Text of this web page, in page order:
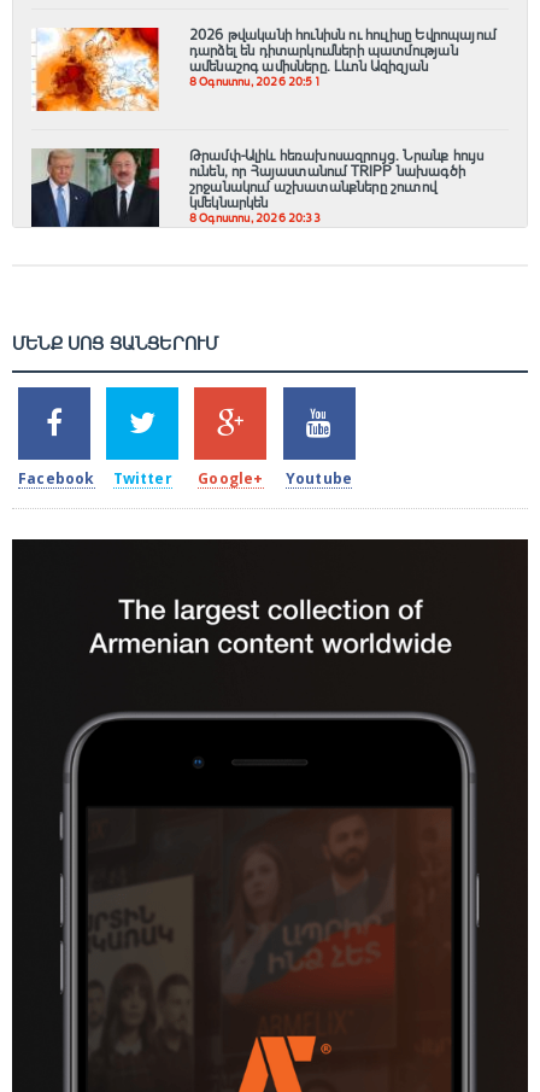
2026 թվականի հունիսն ու հուլիսը Եվրոպայում
դարձել են դիտարկումների պատմության
ամենաշոգ ամիսները․ Լևոն Ազիզյան
8 Օգոստոս, 2026 20:51
Թրամփ-Ալիև հեռախոսազրույց. Նրանք հույս
ունեն, որ Հայաստանում TRIPP նախագծի
շրջանակում աշխատանքները շուտով
կմեկնարկեն
8 Օգոստոս, 2026 20:33
ՄԵՆՔ ՍՈՑ ՑԱՆՑԵՐՈՒՄ
2k
SHARES
Facebook
1.5k
TWEETS
Twitter
203
SHARES
Google+
620
SHARES
Youtube